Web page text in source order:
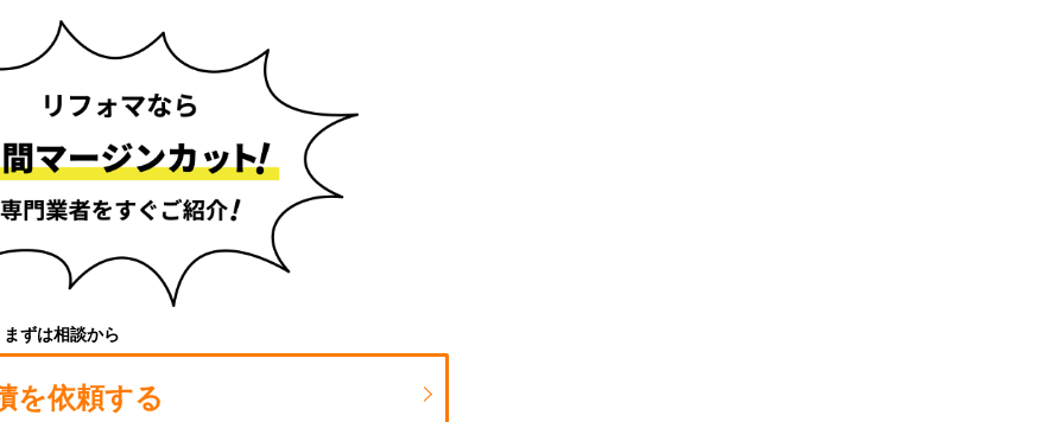
まずは相談から
を依頼する